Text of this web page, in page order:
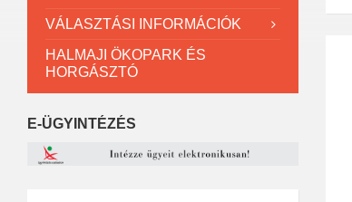
VÁLASZTÁSI INFORMÁCIÓK
HALMAJI ÖKOPARK ÉS
HORGÁSZTÓ
E-ÜGYINTÉZÉS